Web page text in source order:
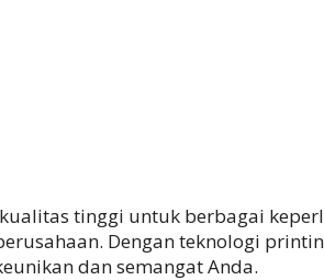
tinggi untuk berbagai
Dengan teknologi
dan semangat Anda.